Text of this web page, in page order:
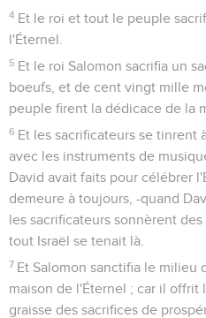
4 Et le roi et tout le peuple
l'Éternel.
5 Et le roi Salomon sacrifia un
boeufs, et de cent vingt mille
peuple firent la dédicace de la
6 Et les sacrificateurs se tinrent
avec les instruments de
David avait faits pour célébrer
demeure à toujours, -quand
les sacrificateurs sonnèrent
tout Israël se tenait là.
7 Et Salomon sanctifia le milieu
maison de l'Éternel ; car il offrit
graisse des sacrifices de